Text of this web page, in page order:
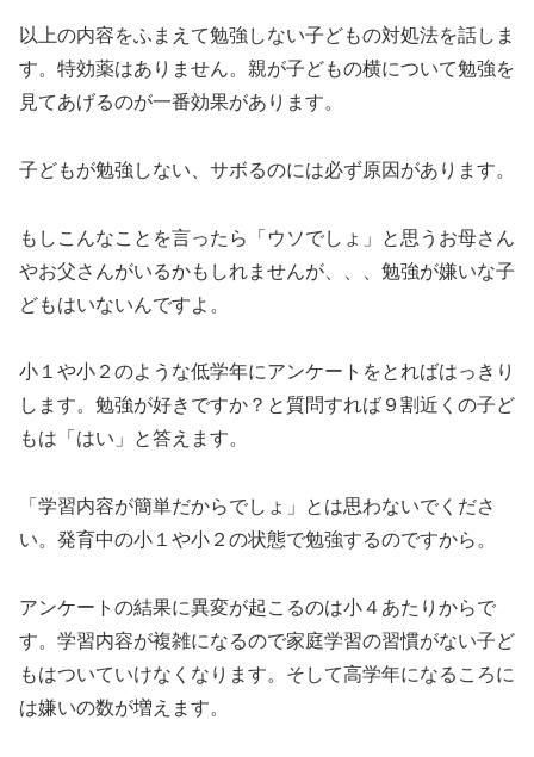
以上の内容をふまえて勉強しない子どもの対処法を話しま
す。特効薬はありません。親が子どもの横について勉強を
見てあげるのが一番効果があります。
子どもが勉強しない、サボるのには必ず原因があります。
もしこんなことを言ったら「ウソでしょ」と思うお母さん
やお父さんがいるかもしれませんが、、、勉強が嫌いな子
どもはいないんですよ。
小１や小２のような低学年にアンケートをとればはっきり
します。勉強が好きですか？と質問すれば９割近くの子ど
もは「はい」と答えます。
「学習内容が簡単だからでしょ」とは思わないでくださ
い。発育中の小１や小２の状態で勉強するのですから。
アンケートの結果に異変が起こるのは小４あたりからで
す。学習内容が複雑になるので家庭学習の習慣がない子ど
もはついていけなくなります。そして高学年になるころに
は嫌いの数が増えます。